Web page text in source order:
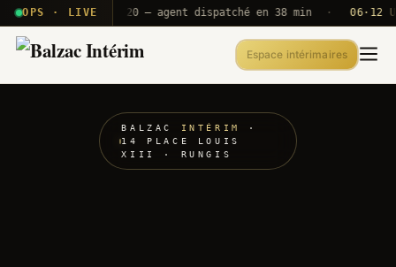
OPS · LIVE
T2E · B71 Push A320 — agent dispatché en 38 min · 06·12 UTC
Espace intérimaires
BALZAC INTÉRIM
·
14 PLACE LOUIS
XIII · RUNGIS